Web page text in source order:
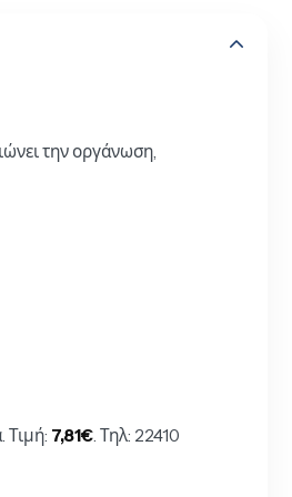
την οργάνωση,
Τιμή: 7,81€. Τηλ: 22410